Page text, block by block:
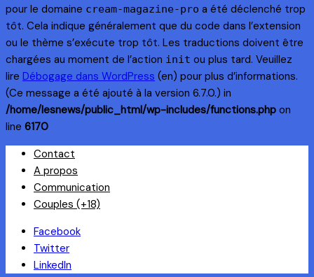
pour le domaine cream-magazine-pro a été déclenché trop
tôt. Cela indique généralement que du code dans l’extension
ou le thème s’exécute trop tôt. Les traductions doivent être
chargées au moment de l’action init ou plus tard. Veuillez
lire Débogage dans WordPress (en) pour plus d’informations.
(Ce message a été ajouté à la version 6.7.0.) in
/home/lesnews/public_html/wp-includes/functions.php on
line 6170
Skip
content
Contact
A propos
Communication
Couples (+18)
Facebook
Twitter
LinkedIn